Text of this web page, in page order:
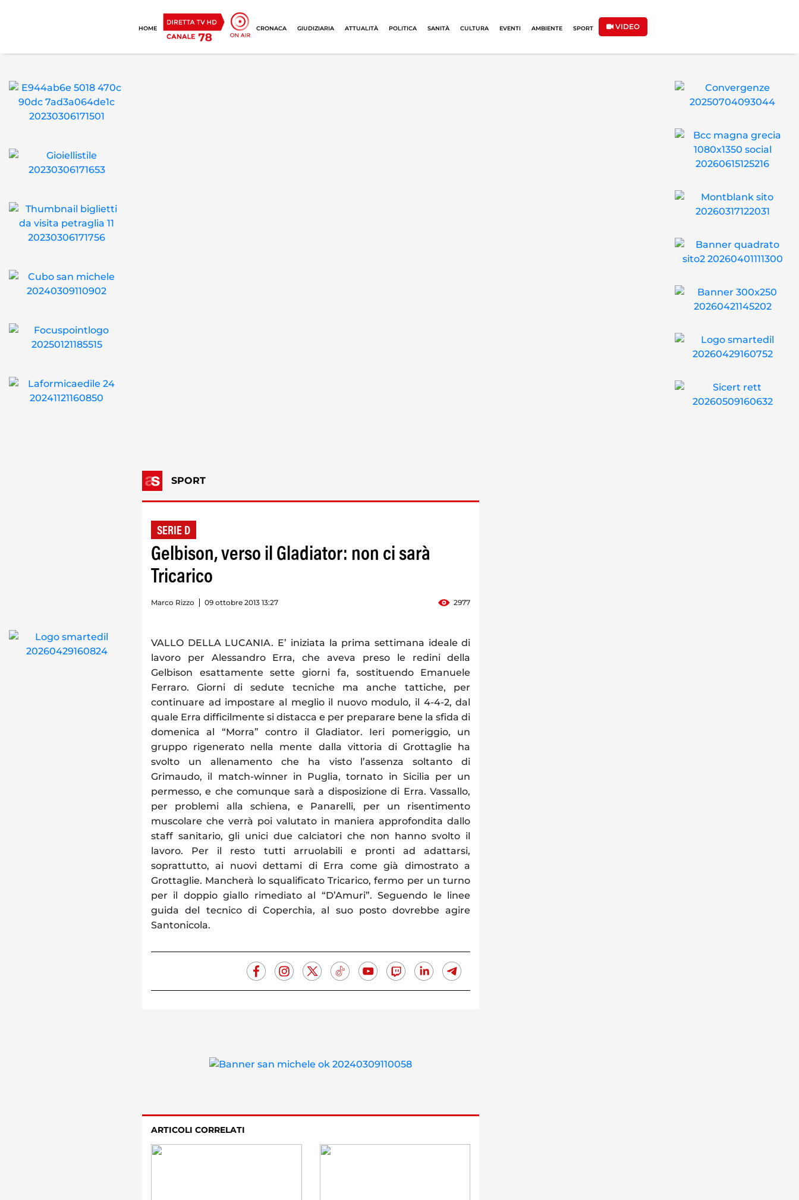
HOME CRONACA GIUDIZIARIA ATTUALITÀ POLITICA SANITÀ CULTURA EVENTI AMBIENTE SPORT VIDEO
SPORT
SERIE D
Gelbison, verso il Gladiator: non ci sarà
Tricarico
Marco Rizzo 09 ottobre 2013 13:27 2977
VALLO DELLA LUCANIA. E’ iniziata la prima settimana ideale di
lavoro per Alessandro Erra, che aveva preso le redini della
Gelbison esattamente sette giorni fa, sostituendo Emanuele
Ferraro. Giorni di sedute tecniche ma anche tattiche, per
continuare ad impostare al meglio il nuovo modulo, il 4-4-2, dal
quale Erra difficilmente si distacca e per preparare bene la sfida di
domenica al “Morra” contro il Gladiator. Ieri pomeriggio, un
gruppo rigenerato nella mente dalla vittoria di Grottaglie ha
svolto un allenamento che ha visto l’assenza soltanto di
Grimaudo, il match-winner in Puglia, tornato in Sicilia per un
permesso, e che comunque sarà a disposizione di Erra. Vassallo,
per problemi alla schiena, e Panarelli, per un risentimento
muscolare che verrà poi valutato in maniera approfondita dallo
staff sanitario, gli unici due calciatori che non hanno svolto il
lavoro. Per il resto tutti arruolabili e pronti ad adattarsi,
soprattutto, ai nuovi dettami di Erra come già dimostrato a
Grottaglie. Mancherà lo squalificato Tricarico, fermo per un turno
per il doppio giallo rimediato al “D’Amuri”. Seguendo le linee
guida del tecnico di Coperchia, al suo posto dovrebbe agire
Santonicola.
ARTICOLI CORRELATI